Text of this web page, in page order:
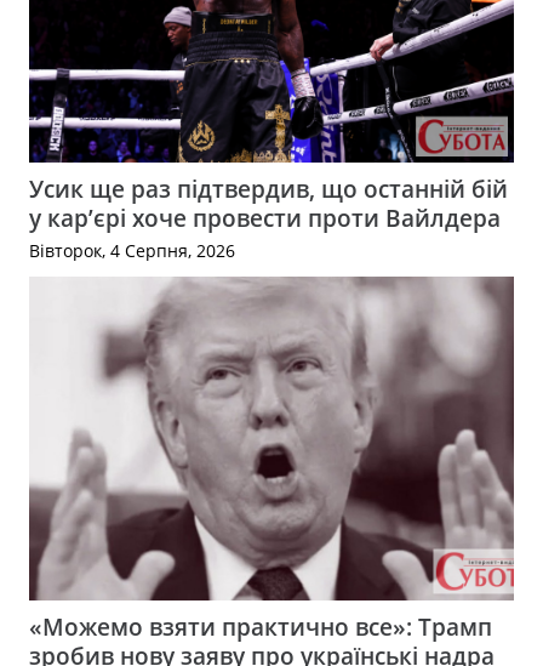
Усик ще раз підтвердив, що останній бій
у кар’єрі хоче провести проти Вайлдера
Вівторок, 4 Серпня, 2026
«Можемо взяти практично все»: Трамп
зробив нову заяву про українські надра